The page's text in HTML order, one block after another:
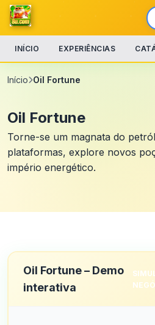
INÍCIO EXPERIÊNCIAS
Início Oil Fortune
Oil Fortune
Torne-se um magnata do
plataformas, explore novos
império energético.
Oil Fortune – Demo
interativa